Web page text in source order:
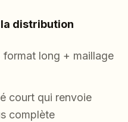
distribution
format long + maillage
court qui renvoie
complète